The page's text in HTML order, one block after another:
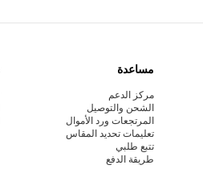
مساعدة
مركز الدعم
الشحن والتوصيل
المرتجعات ورد الأموال
تعليمات تحديد المقاس
تتبع طلبي
طريقة الدفع